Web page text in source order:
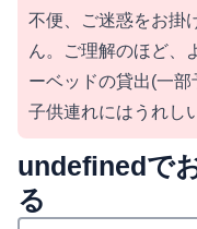
不便、ご迷惑をお掛
ん。ご理解のほど、
ーベッドの貸出(一部
子供連れにはうれし
undefinedで
る